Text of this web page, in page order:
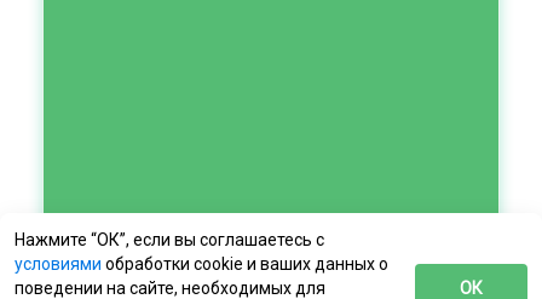
Нажмите “ОК”, если вы соглашаетесь с
условиями обработки cookie и ваших данных о
поведении на сайте, необходимых для
ОК